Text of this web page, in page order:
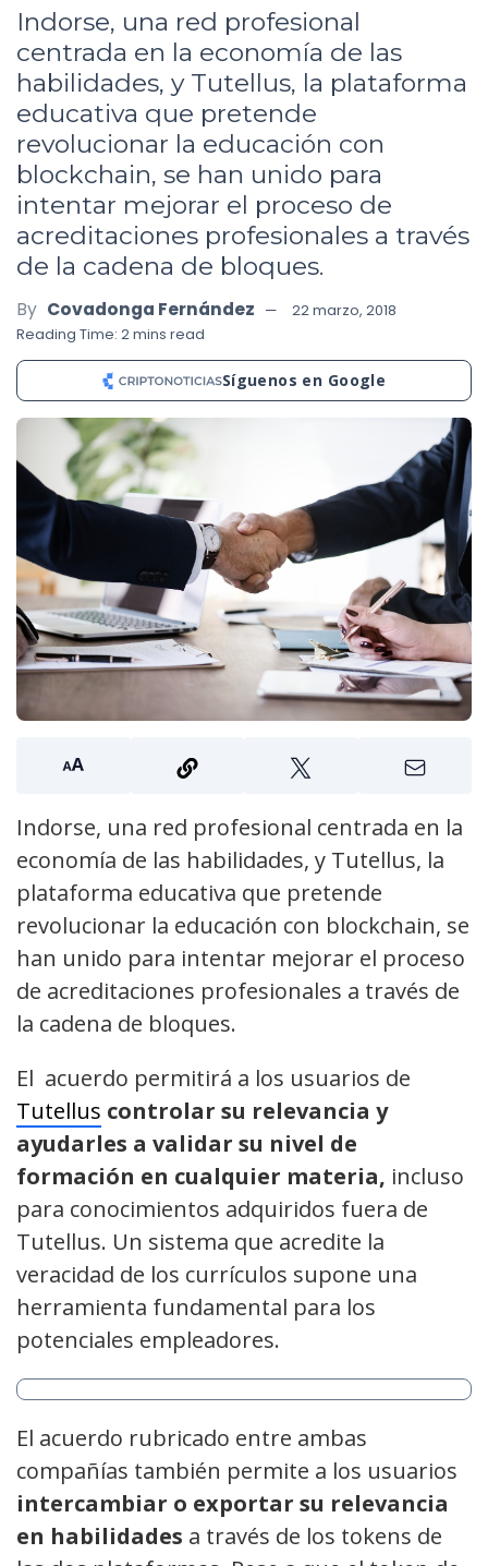
Indorse, una red profesional
centrada en la economía de las
habilidades, y Tutellus, la plataforma
educativa que pretende
revolucionar la educación con
blockchain, se han unido para
intentar mejorar el proceso de
acreditaciones profesionales a través
de la cadena de bloques.
By Covadonga Fernández
22 marzo, 2018
Reading Time: 2 mins read
Síguenos en Google
Indorse, una red profesional centrada en la
economía de las habilidades, y Tutellus, la
plataforma educativa que pretende
revolucionar la educación con blockchain, se
han unido para intentar mejorar el proceso
de acreditaciones profesionales a través de
la cadena de bloques.
El acuerdo permitirá a los usuarios de
Tutellus controlar su relevancia y
ayudarles a validar su nivel de
formación en cualquier materia, incluso
para conocimientos adquiridos fuera de
Tutellus. Un sistema que acredite la
veracidad de los currículos supone una
herramienta fundamental para los
potenciales empleadores.
El acuerdo rubricado entre ambas
compañías también permite a los usuarios
intercambiar o exportar su relevancia
en habilidades a través de los tokens de